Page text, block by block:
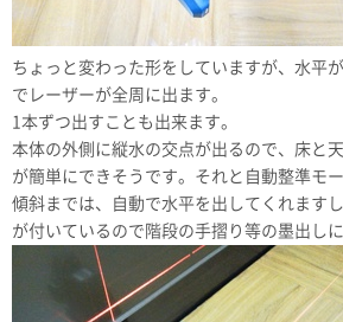
ちょっと変わった形をしていますが、水平
でレーザーが全周に出ます。
1本ずつ出すことも出来ます。
本体の外側に縦水の交点が出るので、床と
が簡単にできそうです。それと自動整準モ
傾斜までは、自動で水平を出してくれます
が付いているので階段の手摺り等の墨出し